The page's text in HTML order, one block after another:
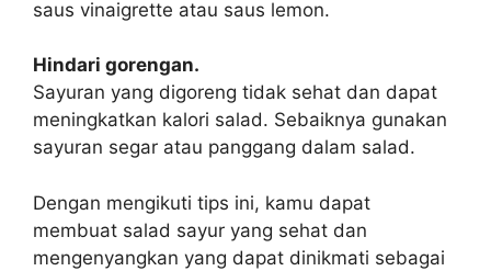
saus vinaigrette atau saus lemon.
Hindari gorengan.
Sayuran yang digoreng tidak sehat dan dapat
meningkatkan kalori salad. Sebaiknya gunakan
sayuran segar atau panggang dalam salad.
Dengan mengikuti tips ini, kamu dapat
membuat salad sayur yang sehat dan
mengenyangkan yang dapat dinikmati sebagai